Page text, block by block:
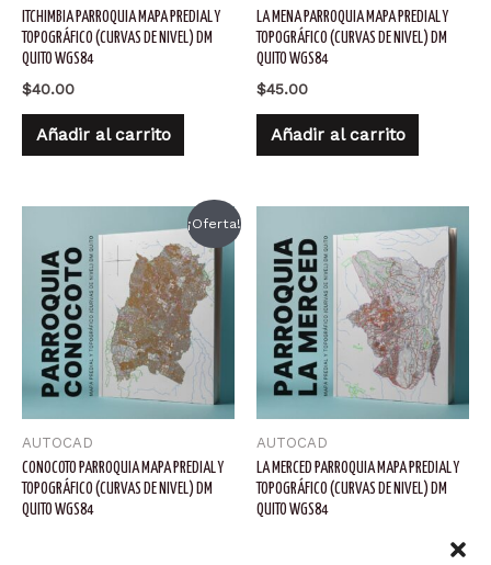
ITCHIMBIA PARROQUIA MAPA PREDIAL Y
TOPOGRÁFICO (CURVAS DE NIVEL) DM
QUITO WGS84
$40.00
Añadir al carrito
LA MENA PARROQUIA MAPA PREDIAL Y
TOPOGRÁFICO (CURVAS DE NIVEL) DM
QUITO WGS84
$45.00
Añadir al carrito
¡Oferta!
AUTOCAD
CONOCOTO PARROQUIA MAPA PREDIAL Y
TOPOGRÁFICO (CURVAS DE NIVEL) DM
QUITO WGS84
AUTOCAD
LA MERCED PARROQUIA MAPA PREDIAL Y
TOPOGRÁFICO (CURVAS DE NIVEL) DM
QUITO WGS84